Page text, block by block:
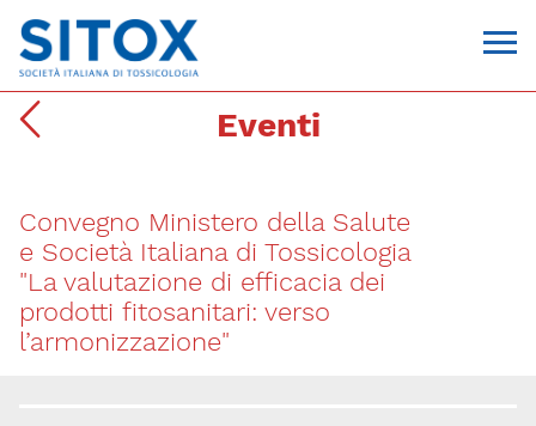
Via Giovanni Pascoli, 3
Eventi
Convegno Ministero della Salute
e Società Italiana di Tossicologia
"La valutazione di efficacia dei
prodotti fitosanitari: verso
l’armonizzazione"